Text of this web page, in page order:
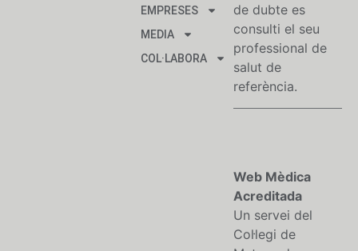
EMPRESES
MEDIA
COL·LABORA
de dubte es
consulti el seu
professional de
salut de
referència.
Web Mèdica
Acreditada
Un servei del
Col·legi de